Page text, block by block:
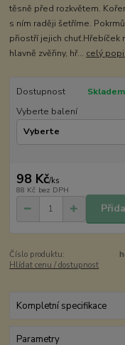
těsně před rozkvětem.
s ním raději šetříme.
přiostří jejich chuť.Hřebíček
hlavně zvěřiny, hř... celý
Dostupnost
Skladem
Vyberte balení
98 Kč/ks
88 Kč bez DPH
Číslo produktu:
Hlídat cenu / dostupnost
Kompletní specifikace
Parametry